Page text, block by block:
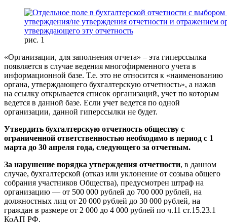
рис. 1
«Организации, для заполнения отчета» – эта гиперссылка
появляется в случае ведения многофирменного учета в
информационной базе. Т.е. это не относится к «наименованию
органа, утверждающего бухгалтерскую отчетность», а нажав
на ссылку открывается список организаций, учет по которым
ведется в данной базе. Если учет ведется по одной
организации, данной гиперссылки не будет.
Утвердить бухгалтерскую отчетность обществу с
ограниченной ответственностью необходимо в период с 1
марта до 30 апреля года, следующего за отчетным.
За нарушение порядка утверждения отчетности, в данном
случае, бухгалтерской (отказ или уклонение от созыва общего
собрания участников Общества), предусмотрен штраф на
организацию — от 500 000 рублей до 700 000 рублей, на
должностных лиц от 20 000 рублей до 30 000 рублей, на
граждан в размере от 2 000 до 4 000 рублей по ч.11 ст.15.23.1
КоАП РФ.